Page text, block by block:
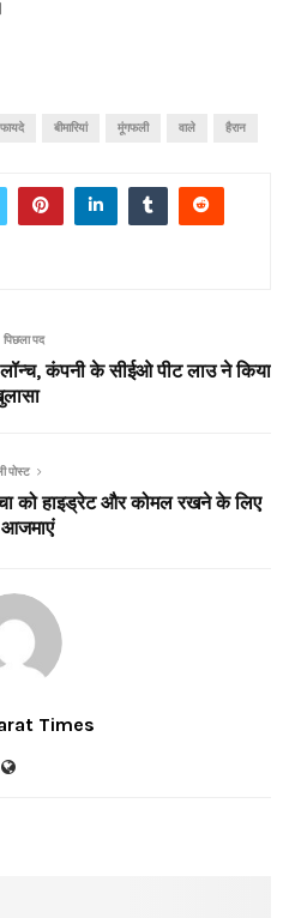
फायदे बीमारियां मूंगफली वाले हैरान
पिछला पद
कंपनी के सीईओ पीट लाउ ने किया
पोस्ट
को हाइड्रेट और कोमल रखने के लिए
Times